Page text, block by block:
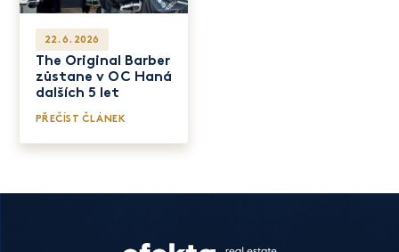
22. 6. 2026
The Original Barber
zůstane v OC Haná
dalších 5 let
PŘEČÍST ČLÁNEK